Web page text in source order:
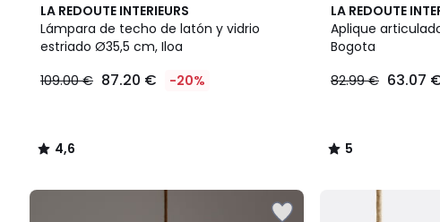
LA REDOUTE INTERIEURS
Lámpara de techo de latón y vidrio
estriado Ø35,5 cm, Iloa
109.00 € 87.20 € -20%
4,6
/ 5
4,6
/
LA REDOUTE
Aplique
Bogota
82.99 € 63.07
5
/
5
5
/